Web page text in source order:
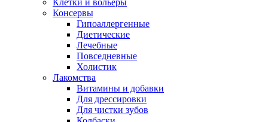
Клетки и вольеры
Консервы
Гипоаллергенные
Диетические
Лечебные
Повседневные
Холистик
Лакомства
Витамины и добавки
Для дрессировки
Для чистки зубов